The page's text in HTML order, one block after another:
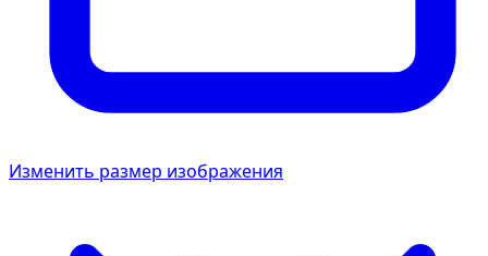
Изменить размер изображения